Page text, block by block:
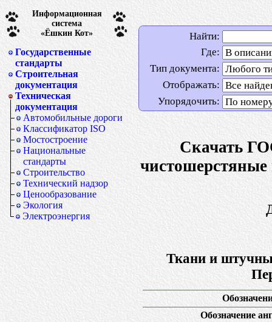
Информационная
система
«Ёшкин Кот»
Государственные
стандарты
Строительная
документация
Техническая
документация
Автомобильные дороги
Классификатор ISO
Мостостроение
Национальные
стандарты
Строительство
Технический надзор
Ценообразование
Экология
Электроэнергия
Найти:
Где:
Тип документа:
Отображать:
Упорядочить:
Скачать
Ткани и
Обозначение